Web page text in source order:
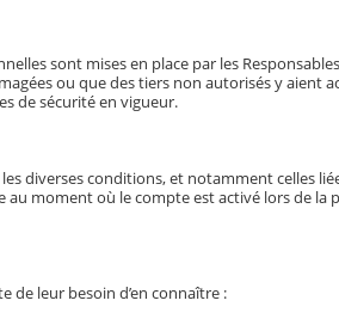
sont mises en place par les
ou que des tiers non autorisés y
de sécurité en vigueur.
diverses conditions, et notamment celles
au moment où le compte est activé lors de
de leur besoin d’en connaître :